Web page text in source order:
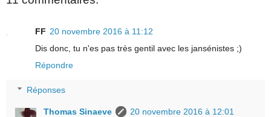
FF 20 novembre 2016 à 11:12
Dis donc, tu n'es pas très gentil avec les jansénistes ;)
Répondre
Réponses
Thomas Sinaeve
20 novembre 2016 à 12:01